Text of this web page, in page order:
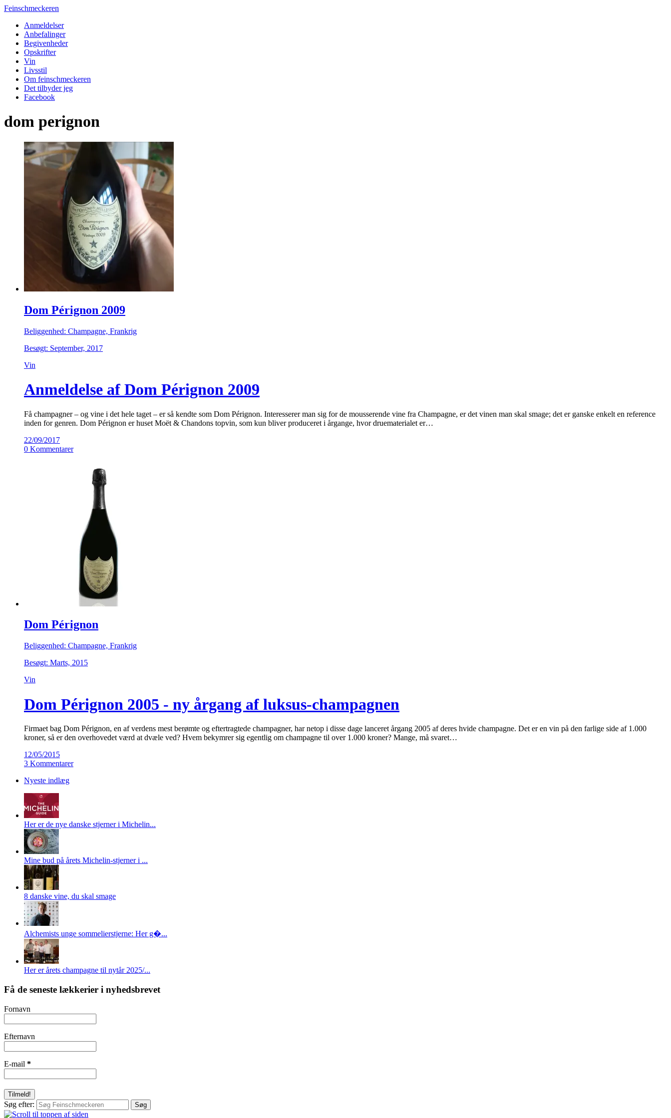
Feinschmeckeren
Anmeldelser
Anbefalinger
Begivenheder
Opskrifter
Vin
Livsstil
Om feinschmeckeren
Det tilbyder jeg
Facebook
dom perignon
Dom Pérignon 2009
Beliggenhed: Champagne, Frankrig
Besøgt: September, 2017
Vin
Anmeldelse af Dom Pérignon 2009
Få champagner – og vine i det hele taget – er så kendte som Dom Pérignon. Interesserer man sig for de mousserende vine fra Champagne, er det vinen man skal smage; det er ganske enkelt en reference
inden for genren. Dom Pérignon er huset Moët & Chandons topvin, som kun bliver produceret i årgange, hvor druematerialet er…
22/09/2017
0 Kommentarer
Dom Pérignon
Beliggenhed: Champagne, Frankrig
Besøgt: Marts, 2015
Vin
Dom Pérignon 2005 - ny årgang af luksus-champagnen
Firmaet bag Dom Pérignon, en af verdens mest berømte og eftertragtede champagner, har netop i disse dage lanceret årgang 2005 af deres hvide champagne. Det er en vin på den farlige side af 1.000
kroner, så er den overhovedet værd at dvæle ved? Hvem bekymrer sig egentlig om champagne til over 1.000 kroner? Mange, må svaret…
12/05/2015
3 Kommentarer
Nyeste indlæg
Her er de nye danske stjerner i Michelin...
Mine bud på årets Michelin-stjerner i ...
8 danske vine, du skal smage
Alchemists unge sommelierstjerne: Her g�...
Her er årets champagne til nytår 2025/...
Få de seneste lækkerier i nyhedsbrevet
Fornavn
Efternavn
E-mail *
Søg efter: